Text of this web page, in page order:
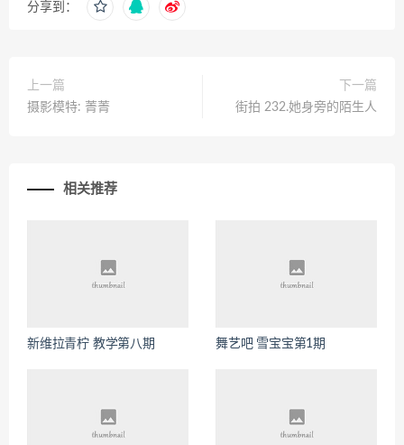
分享到：
上一篇
摄影模特: 菁菁
下一篇
街拍 232.她身旁的陌生人
相关推荐
新维拉青柠 教学第八期 舞艺吧 雪宝宝第1期